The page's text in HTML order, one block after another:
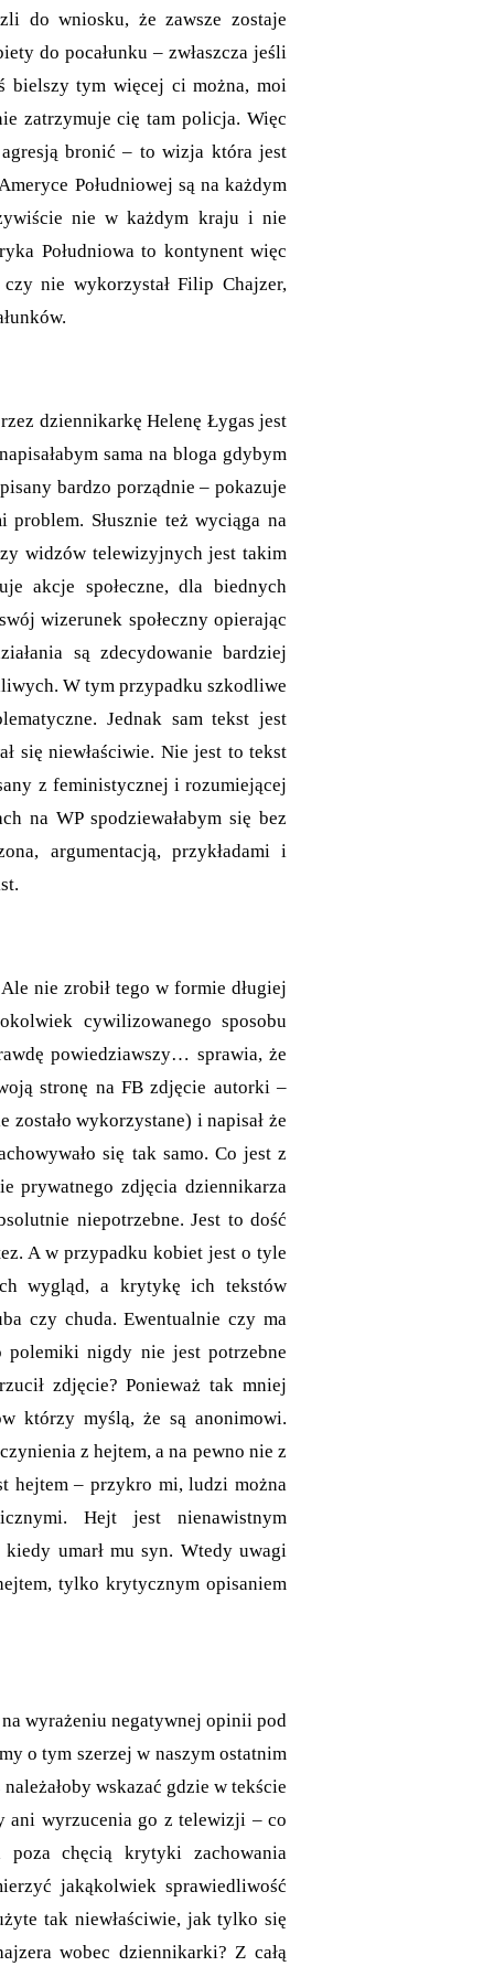
do wniosku, że zawsze zostaje
do pocałunku – zwłaszcza jeśli
bielszy tym więcej ci można, moi
zatrzymuje cię tam policja. Więc
bronić – to wizja która jest
Południowej są na każdym
nie w każdym kraju i nie
Południowa to kontynent więc
nie wykorzystał Filip Chajzer,
dziennikarkę Helenę Łygas jest
sama na bloga gdybym
bardzo porządnie – pokazuje
problem. Słusznie też wyciąga na
widzów telewizyjnych jest takim
akcje społeczne, dla biednych
wizerunek społeczny opierając
są zdecydowanie bardziej
W tym przypadku szkodliwe
Jednak sam tekst jest
się niewłaściwie. Nie jest to tekst
z feministycznej i rozumiejącej
na WP spodziewałabym się bez
argumentacją, przykładami i
nie zrobił tego w formie długiej
cywilizowanego sposobu
powiedziawszy… sprawia, że
stronę na FB zdjęcie autorki –
wykorzystane) i napisał że
się tak samo. Co jest z
prywatnego zdjęcia dziennikarza
niepotrzebne. Jest to dość
A w przypadku kobiet jest o tyle
wygląd, a krytykę ich tekstów
czy chuda. Ewentualnie czy ma
polemiki nigdy nie jest potrzebne
zdjęcie? Ponieważ tak mniej
którzy myślą, że są anonimowi.
z hejtem, a na pewno nie z
hejtem – przykro mi, ludzi można
Hejt jest nienawistnym
umarł mu syn. Wtedy uwagi
tylko krytycznym opisaniem
wyrażeniu negatywnej opinii pod
o tym szerzej w naszym ostatnim
wskazać gdzie w tekście
ani wyrzucenia go z telewizji – co
poza chęcią krytyki zachowania
jakąkolwiek sprawiedliwość
tak niewłaściwie, jak tylko się
wobec dziennikarki? Z całą